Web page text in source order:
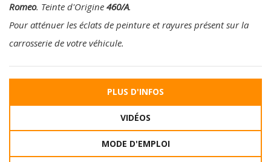
Romeo. Teinte d'Origine 460/A.
Pour atténuer les éclats de peinture et rayures présent sur la
carrosserie de votre véhicule.
PLUS D'INFOS
VIDÉOS
MODE D'EMPLOI